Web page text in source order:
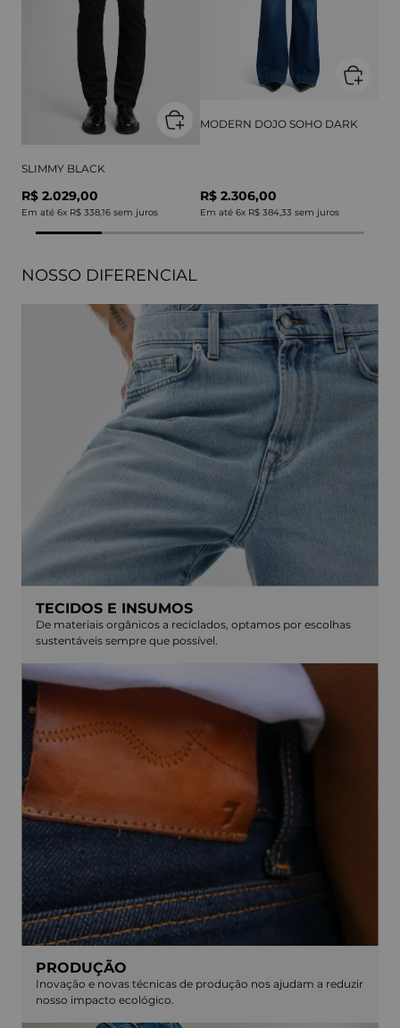
SLIMMY BLACK
R$ 2.029,00
Em até 6x R$ 338,16 sem juros
MODERN DOJO SOHO DARK
R$ 2.306,00
Em até 6x R$ 384,33 sem juros
NOSSO DIFERENCIAL
TECIDOS E INSUMOS
De materiais orgânicos a reciclados, optamos por escolhas
sustentáveis sempre que possível.
PRODUÇÃO
Inovação e novas técnicas de produção nos ajudam a reduzir
nosso impacto ecológico.